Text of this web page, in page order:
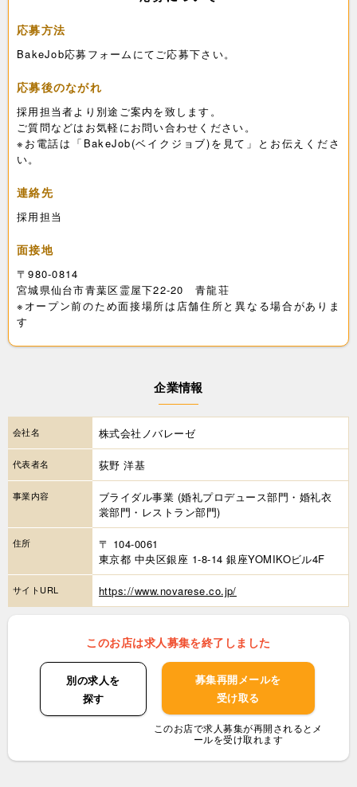
応募方法
BakeJob応募フォームにてご応募下さい。
応募後のながれ
採用担当者より別途ご案内を致します。
ご質問などはお気軽にお問い合わせください。
※お電話は「BakeJob(ベイクジョブ)を見て」とお伝えくださ
い。
連絡先
採用担当
面接地
〒980-0814
宮城県仙台市青葉区霊屋下22-20 青龍荘
※オープン前のため面接場所は店舗住所と異なる場合がありま
す
企業情報
会社名 株式会社ノバレーゼ
代表者名 荻野 洋基
事業内容
ブライダル事業 (婚礼プロデュース部門・婚礼衣
裳部門・レストラン部門)
住所
〒 104-0061
東京都 中央区銀座 1-8-14 銀座YOMIKOビル4F
サイトURL https://www.novarese.co.jp/
このお店は求人募集を終了しました
別の求人を
探す
募集再開メールを
受け取る
このお店で求人募集が再開されるとメ
ールを受け取れます